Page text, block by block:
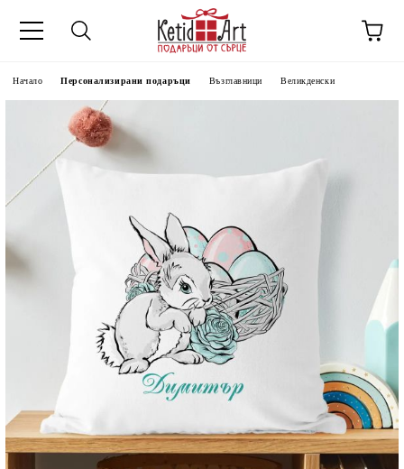
Начало Персонализирани подаръци Възглавници Великденски